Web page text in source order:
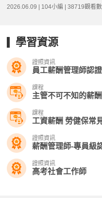
2026.06.09 | 104小編 | 38719觀看數
學習資源
證照資訊
員工薪酬管理師認證
課程
主管不可不知的薪
課程
工資薪酬 勞健保常
證照資訊
薪酬管理師-專員級
證照資訊
高考社會工作師